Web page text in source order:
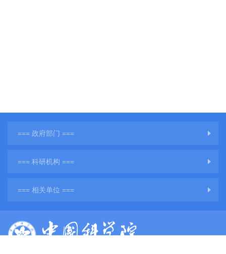
=== 政府部门 ===
=== 科研机构 ===
=== 相关单位 ===